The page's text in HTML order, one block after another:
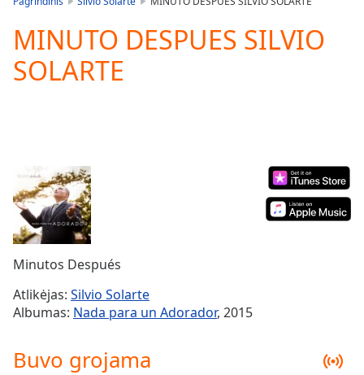
Play
Video
Play
Time0:00
Duration-:-
Loaded:
Stream
TypeLIVE
Seek to
live,
liveLIVE
MINUTO DESPUES SILVIO
SOLARTE
Minutos Después
Atlikėjas: Silvio Solarte
Albumas: Nada para un Adorador, 2015
Buvo grojama